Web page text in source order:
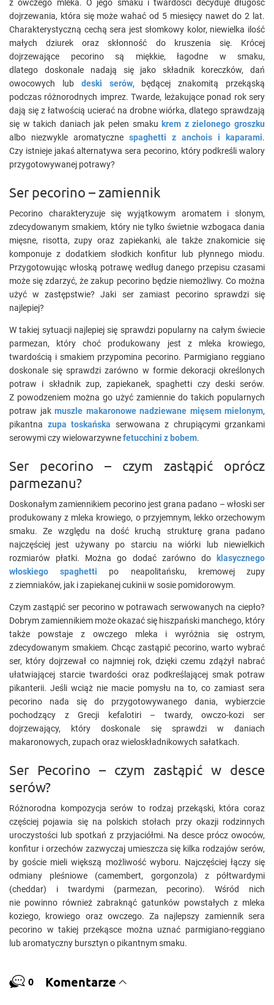
z owczego mleka. O jego smaku i twardości decyduje długość
dojrzewania, która się może wahać od 5 miesięcy nawet do 2 lat.
Charakterystyczną cechą sera jest słomkowy kolor, niewielka ilość
małych dziurek oraz skłonność do kruszenia się. Krócej
dojrzewające pecorino są miękkie, łagodne w smaku,
dlatego doskonale nadają się jako składnik koreczków, dań
owocowych lub deski serów, będącej znakomitą przekąską
podczas różnorodnych imprez. Twarde, leżakujące ponad rok sery
dają się z łatwością ucierać na drobne wiórka, dlatego sprawdzają
się w takich daniach jak pełen smaku krem z zielonego groszku
albo niezwykle aromatyczne spaghetti z anchois i kaparami.
Czy istnieje jakaś alternatywa sera pecorino, który podkreśli walory
przygotowywanej potrawy?
Ser pecorino – zamiennik
Pecorino charakteryzuje się wyjątkowym aromatem i słonym,
zdecydowanym smakiem, który nie tylko świetnie wzbogaca dania
mięsne, risotta, zupy oraz zapiekanki, ale także znakomicie się
komponuje z dodatkiem słodkich konfitur lub płynnego miodu.
Przygotowując włoską potrawę według danego przepisu czasami
może się zdarzyć, że zakup pecorino będzie niemożliwy. Co można
użyć w zastępstwie? Jaki ser zamiast pecorino sprawdzi się
najlepiej?
W takiej sytuacji najlepiej się sprawdzi popularny na całym świecie
parmezan, który choć produkowany jest z mleka krowiego,
twardością i smakiem przypomina pecorino. Parmigiano reggiano
doskonale się sprawdzi zarówno w formie dekoracji określonych
potraw i składnik zup, zapiekanek, spaghetti czy deski serów.
Z powodzeniem można go użyć zamiennie do takich popularnych
potraw jak muszle makaronowe nadziewane mięsem mielonym,
pikantna zupa toskańska serwowana z chrupiącymi grzankami
serowymi czy wielowarzywnefetucchini z bobem.
Ser pecorino – czym zastąpić oprócz
parmezanu?
Doskonałym zamiennikiem pecorino jest grana padano – włoski ser
produkowany z mleka krowiego, o przyjemnym, lekko orzechowym
smaku. Ze względu na dość kruchą strukturę grana padano
najczęściej jest używany po starciu na wiórki lub niewielkich
rozmiarów płatki. Można go dodać zarówno do
klasycznego
włoskiego spaghetti po neapolitańsku, kremowej zupy
z ziemniaków, jak i zapiekanej cukinii w sosie pomidorowym.
Czym zastąpić ser pecorino w potrawach serwowanych na ciepło?
Dobrym zamiennikiem może okazać się hiszpański manchego, który
także powstaje z owczego mleka i wyróżnia się ostrym,
zdecydowanym smakiem. Chcąc zastąpić pecorino, warto wybrać
ser, który dojrzewał co najmniej rok, dzięki czemu zdążył nabrać
ułatwiającej starcie twardości oraz podkreślającej smak potraw
pikanterii. Jeśli wciąż nie macie pomysłu na to, co zamiast sera
pecorino nada się do przygotowywanego dania, wybierzcie
pochodzący z Grecji kefalotiri – twardy, owczo-kozi ser
dojrzewający, który doskonale się sprawdzi w daniach
makaronowych, zupach oraz wieloskładnikowych sałatkach.
Ser Pecorino – czym zastąpić w desce
serów?
Różnorodna kompozycja serów to rodzaj przekąski, która coraz
częściej pojawia się na polskich stołach przy okazji rodzinnych
uroczystości lub spotkań z przyjaciółmi. Na desce prócz owoców,
konfitur i orzechów zazwyczaj umieszcza się kilka rodzajów serów,
by goście mieli większą możliwość wyboru. Najczęściej łączy się
odmiany pleśniowe (camembert, gorgonzola) z półtwardymi
(cheddar) i twardymi (parmezan, pecorino). Wśród nich
nie powinno również zabraknąć gatunków powstałych z mleka
koziego, krowiego oraz owczego. Za najlepszy zamiennik sera
pecorino w takiej przekąsce można uznać parmigiano-reggiano
lub aromatyczny bursztyn o pikantnym smaku.
0 Komentarze